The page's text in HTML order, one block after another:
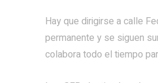
Hay que dirigirse a calle
permanente y se siguen
colabora todo el tiempo